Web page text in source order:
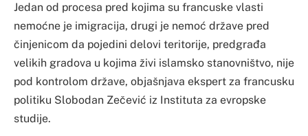
Jedan od procesa pred kojima su francuske vlasti
nemoćne je imigracija, drugi je nemoć države pred
činjenicom da pojedini delovi teritorije, predgrađa
velikih gradova u kojima živi islamsko stanovništvo, nije
pod kontrolom države, objašnjava ekspert za francusku
politiku Slobodan Zečević iz Instituta za evropske
studije.